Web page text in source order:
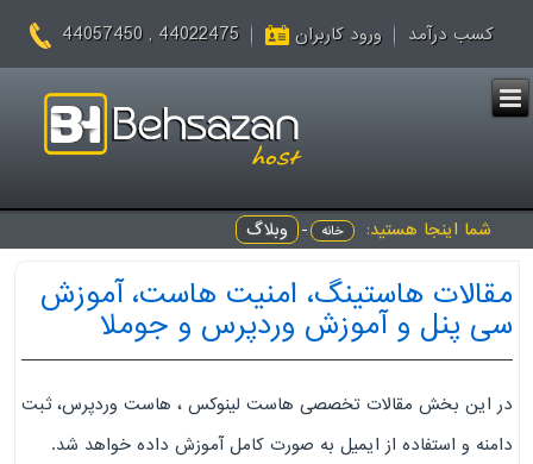
کسب درآمد ورود کاربران 44022475 , 44057450
شما اینجا هستید: خانه - وبلاگ
مقالات هاستینگ، امنیت هاست، آموزش
سی پنل و آموزش وردپرس و جوملا
در این بخش مقالات تخصصی هاست لینوکس ، هاست وردپرس، ثبت
دامنه و استفاده از ایمیل به صورت کامل آموزش داده خواهد شد.